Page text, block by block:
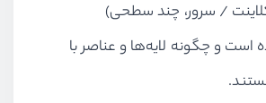
/ سرور، چند سطحی)
و چگونه لایه‌ها و عناصر با